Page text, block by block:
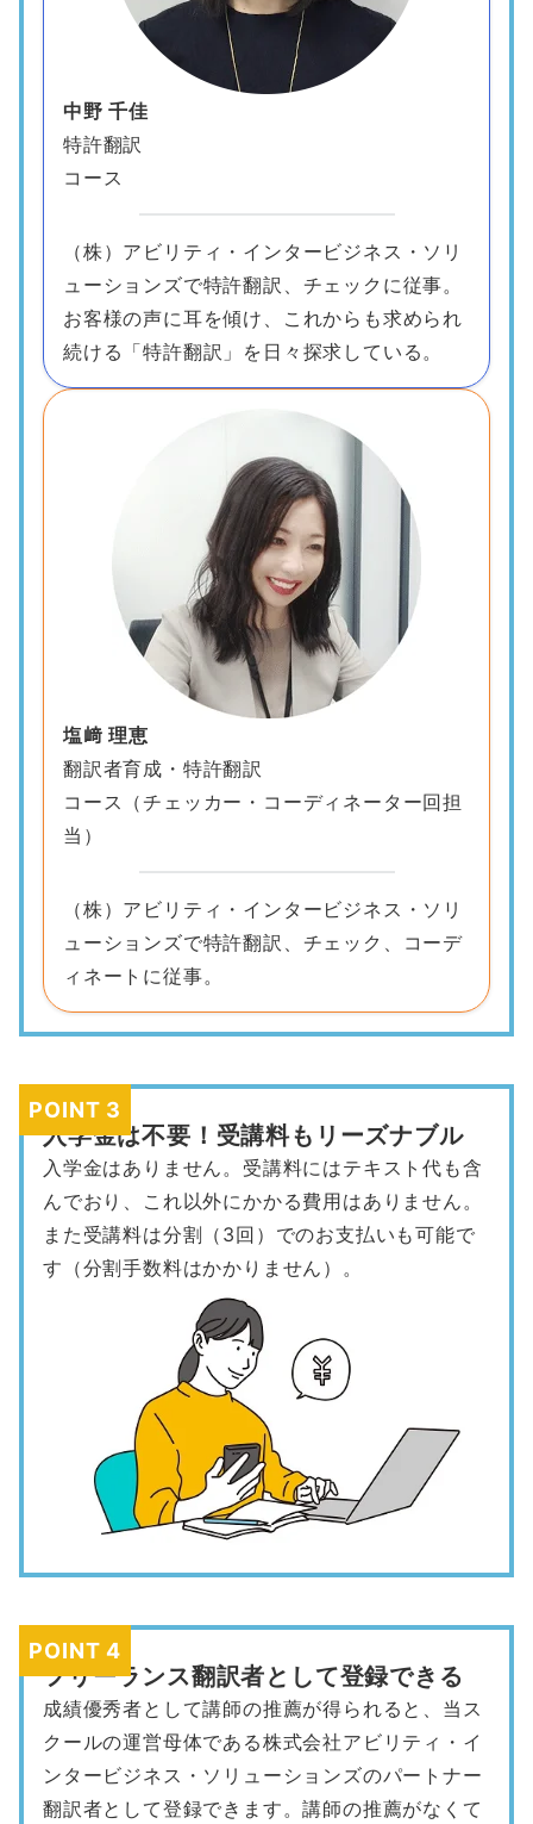
中野 千佳
特許翻訳
コース
（株）アビリティ・インタービジネス・ソリ
ューションズで特許翻訳、チェックに従事。
お客様の声に耳を傾け、これからも求められ
続ける「特許翻訳」を日々探求している。
塩﨑 理恵
翻訳者育成・特許翻訳
コース（チェッカー・コーディネーター回担
当）
（株）アビリティ・インタービジネス・ソリ
ューションズで特許翻訳、チェック、コーデ
ィネートに従事。
POINT 3
入学金は不要！受講料もリーズナブル
入学金はありません。受講料にはテキスト代も含
んでおり、これ以外にかかる費用はありません。
また受講料は分割（3回）でのお支払いも可能で
す（分割手数料はかかりません）。
POINT 4
フリーランス翻訳者として登録できる
成績優秀者として講師の推薦が得られると、当ス
クールの運営母体である株式会社アビリティ・イ
ンタービジネス・ソリューションズのパートナー
翻訳者として登録できます。講師の推薦がなくて